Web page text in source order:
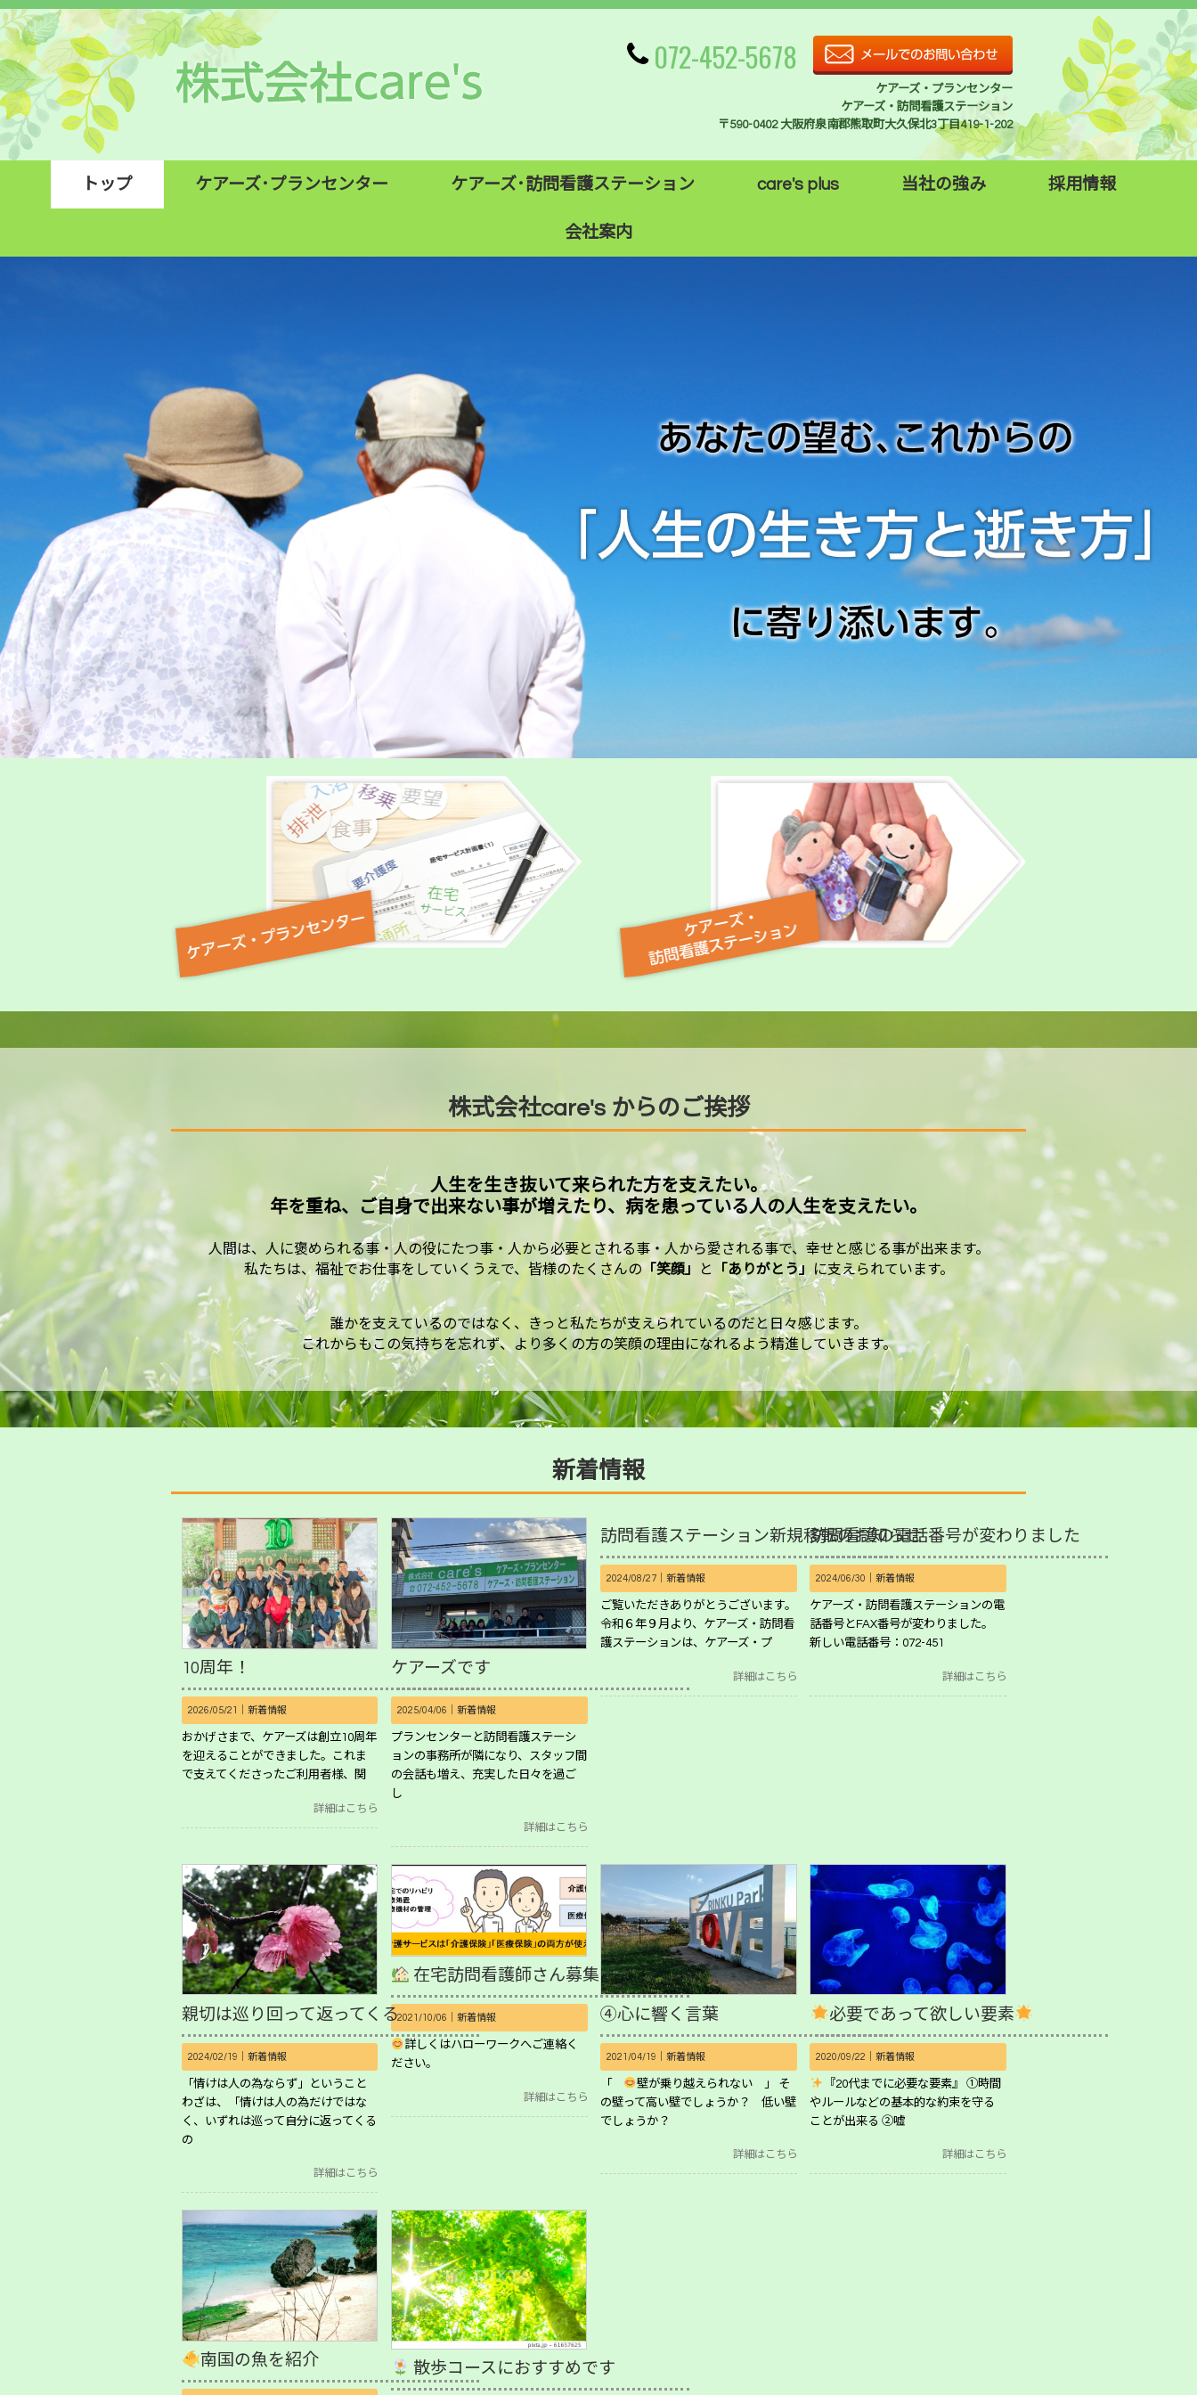
072-452-5678
ケアーズ・プランセンター
ケアーズ・訪問看護ステーション
〒590-0402 大阪府泉南郡熊取町大久保北3丁目419-1-202
トップ ケアーズ･プランセンター ケアーズ･訪問看護ステーション care's plus 当社の強み 採用情報
会社案内
株式会社care's からのご挨拶
人生を生き抜いて来られた方を支えたい。
年を重ね、ご自身で出来ない事が増えたり、 病を患っている人の人生を支えたい。
人間は、人に褒められる事・人の役にたつ事・ 人から必要とされる事・人から愛される事で、 幸せと感じる事が出来ます。
私たちは、福祉でお仕事をしていくうえで、皆様のたくさんの「笑顔」 と 「ありがとう」に支えられています。
誰かを支えているのではなく、
きっと私たちが支えられているのだと日々感じます。
これからもこの気持ちを忘れず、 より多くの方の笑顔の理由になれるよう精進していきます。
新着情報
10周年！
2026/05/21｜ 新着情報
おかげさまで、ケアーズは創立10周年
を迎えることができました。これま
で支えてくださったご利用者様、関
詳細はこちら
ケアーズです
2025/04/06｜ 新着情報
プランセンターと訪問看護ステーシ
ョンの事務所が隣になり、スタッフ間
の会話も増え、充実した日々を過ご
し
詳細はこちら
訪問看護ステーション新規移転のお知らせ
2024/08/27｜新着情報
ご覧いただきありがとうございます。
令和６年９月より、ケアーズ・訪問看
護ステーションは、ケアーズ・プ
詳細はこちら
訪問看護の電話番号が変わりました
2024/06/30｜新着情報
ケアーズ・訪問看護ステーションの電
話番号とFAX番号が変わりました。
新しい電話番号：072-451
詳細はこちら
親切は巡り回って返ってくる
2024/02/19｜ 新着情報
「情けは人の為ならず」ということ
わざは、「情けは人の為だけではな
く、いずれは巡って自分に返ってくる
の
詳細はこちら
在宅訪問看護師さん募集！
2021/10/06｜ 新着情報
詳しくはハローワークへご連絡く
ださい。
詳細はこちら
④心に響く言葉
2021/04/19｜新着情報
「
壁が乗り越えられない 」 そ
の壁って高い壁でしょうか？ 低い壁
でしょうか？
詳細はこちら
必要であって欲しい要素
2020/09/22｜新着情報
『20代までに必要な要素』 ①時間
やルールなどの基本的な約束を守る
ことが出来る ②嘘
詳細はこちら
南国の魚を紹介 散歩コースにおすすめです